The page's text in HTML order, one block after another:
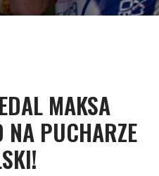
MAKSA
NA PUCHARZE